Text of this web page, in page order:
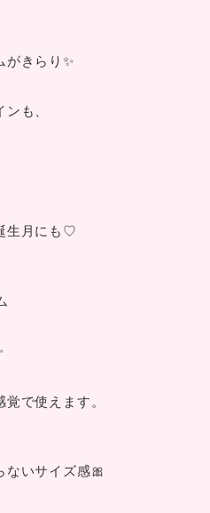
がきらり✨
も、
生月にも♡
で使えます。
ないサイズ感🎀